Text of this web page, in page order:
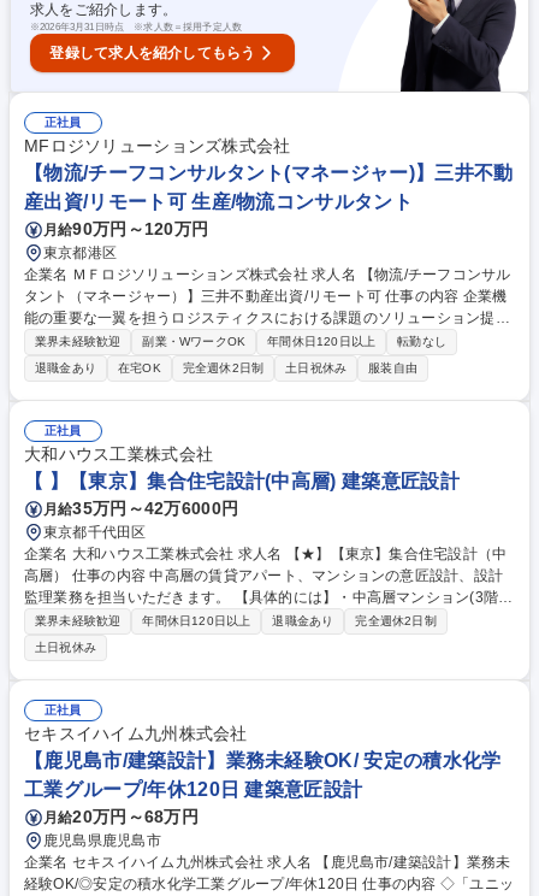
築士】転勤無/木造賃貸住宅・戸建住宅・テナント等
求人をご紹介します。
※2026年3月31日時点 ※求人数＝採用予定人数
登録して求人を紹介してもらう
正社員
MFロジソリューションズ株式会社
【物流/チーフコンサルタント(マネージャー)】三井不動
産出資/リモート可 生産/物流コンサルタント
月給90万円～120万円
東京都港区
企業名 ＭＦロジソリューションズ株式会社 求人名 【物流/チーフコンサル
タント（マネージャー）】三井不動産出資/リモート可 仕事の内容 企業機
能の重要な一翼を担うロジスティクスにおける課題のソリューション提
案、コンサルティングを行う当社のコンサルタントとして、物流業界に対
し、物流コンサルティングおよびデータ分析をお任せします。 【ポジショ
ン概要説明・役割】 「専門性を発揮し、プロジェクトを推進する力」が求
められるポジションです。 クライアントの要求を構造化し、専門的知見か
ら解くべき論点を設計・仮説出しすることで、プロジェクトを牽引する役
割を担います。 募集職種 【物流/チーフコンサルタント（マネージャ
ー）】三井不動産出資/リモート可
業界未経験歓迎 副業・WワークOK 年間休日120日以上
転勤なし
退職金あり
在宅OK 完全週休2日制 土日祝休み 服装自由
正社員
大和ハウス工業株式会社
【 】【東京】集合住宅設計(中高層) 建築意匠設計
月給35万円～42万6000円
東京都千代田区
企業名 大和ハウス工業株式会社 求人名 【★】【東京】集合住宅設計（中
高層） 仕事の内容 中高層の賃貸アパート、マンションの意匠設計、設計
監理業務を担当いただきます。 【具体的には】・中高層マンション(3階～
15階)を主とした物件を担当。 ・構造：S造もしくはRC造。 ・業務幅：企
画、ボリューム、基本設計、実施設計、詳細設計、確認申請、設計監理ま
で担当（詳細設計・確認申請については協力会社などに依頼することもご
ざいます） ※構造設計、設備設計は別の者が担当いたします。 募集職種
【★】【東京】集合住宅設計（中高層）
業界未経験歓迎 年間休日120日以上 退職金あり
完全週休2日制
土日祝休み
正社員
セキスイハイム九州株式会社
【鹿児島市/建築設計】業務未経験OK/ 安定の積水化学
工業グループ/年休120日 建築意匠設計
月給20万円～68万円
鹿児島県鹿児島市
企業名 セキスイハイム九州株式会社 求人名 【鹿児島市/建築設計】業務未
経験OK/◎安定の積水化学工業グループ/年休120日 仕事の内容 ◇「ユニッ